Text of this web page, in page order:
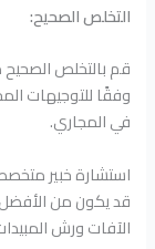
التخلص الصحيح:
قم بالتخلص الصحيح
وفقًا للتوجيهات
في المجاري.
استشارة خبير
قد يكون من
الآفات ورش